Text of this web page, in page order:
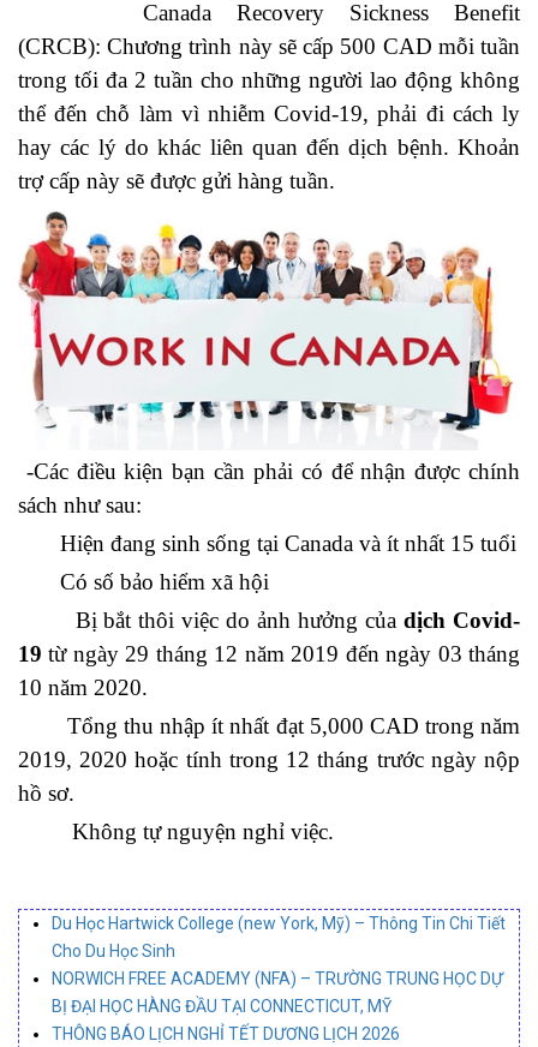
Canada Recovery Sickness Benefit
(CRCB): Chương trình này sẽ cấp 500 CAD mỗi tuần
trong tối đa 2 tuần cho những người lao động không
thể đến chỗ làm vì nhiễm Covid-19, phải đi cách ly
hay các lý do khác liên quan đến dịch bệnh. Khoản
trợ cấp này sẽ được gửi hàng tuần.
-Các điều kiện bạn cần phải có để nhận được chính
sách như sau:
Hiện đang sinh sống tại Canada và ít nhất 15 tuổi
Có số bảo hiểm xã hội
Bị bắt thôi việc do ảnh hưởng củadịch Covid-
19 từ ngày 29 tháng 12 năm 2019 đến ngày 03 tháng
10 năm 2020.
Tổng thu nhập ít nhất đạt 5,000 CAD trong năm
2019, 2020 hoặc tính trong 12 tháng trước ngày nộp
hồ sơ.
Không tự nguyện nghỉ việc.
Du Học Hartwick College (new York, Mỹ) – Thông Tin Chi Tiết
Cho Du Học Sinh
NORWICH FREE ACADEMY (NFA) – TRƯỜNG TRUNG HỌC DỰ
BỊ ĐẠI HỌC HÀNG ĐẦU TẠI CONNECTICUT, MỸ
THÔNG BÁO LỊCH NGHỈ TẾT DƯƠNG LỊCH 2026